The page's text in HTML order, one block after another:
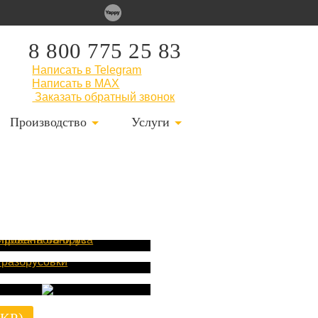
8 800 775 25 83
Написать в Telegram
Написать в MAX
Заказать обратный звонок
Производство Услуги
проекта
бани из
Пример